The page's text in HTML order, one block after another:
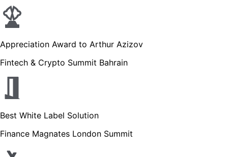
Appreciation Award to Arthur Azizov
Fintech & Crypto Summit Bahrain
Best White Label Solution
Finance Magnates London Summit